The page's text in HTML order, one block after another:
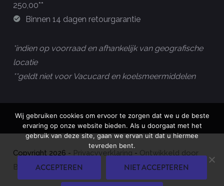
250,00**
Binnen 14 dagen retourgarantie
*indien op voorraad en afhankelijk van geografische
locatie
**geldt niet voor Vacucard en koelsmeermiddelen
Copyright 2026 - Privacyverklaring - Ontwikkeld door
Best4u Group B.V.
Wij gebruiken cookies om ervoor te zorgen dat we u de beste
ervaring op onze website bieden. Als u doorgaat met het
gebruik van deze site, gaan we ervan uit dat u hiermee
tevreden bent.
ACCEPTEREN NIET ACCEPTEREN